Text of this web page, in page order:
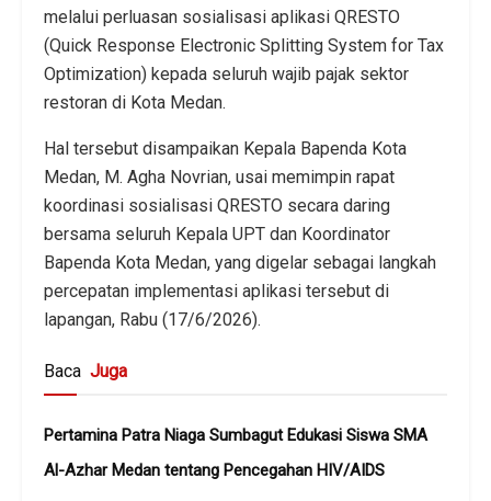
melalui perluasan sosialisasi aplikasi QRESTO
(Quick Response Electronic Splitting System for Tax
Optimization) kepada seluruh wajib pajak sektor
restoran di Kota Medan.
Hal tersebut disampaikan Kepala Bapenda Kota
Medan, M. Agha Novrian, usai memimpin rapat
koordinasi sosialisasi QRESTO secara daring
bersama seluruh Kepala UPT dan Koordinator
Bapenda Kota Medan, yang digelar sebagai langkah
percepatan implementasi aplikasi tersebut di
lapangan, Rabu (17/6/2026).
Baca Juga
Pertamina Patra Niaga Sumbagut Edukasi Siswa SMA
Al-Azhar Medan tentang Pencegahan HIV/AIDS